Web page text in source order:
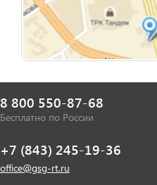
8 800 550-87-68
Бесплатно по России
+7 (843) 245-19-36
office@gsg-rt.ru